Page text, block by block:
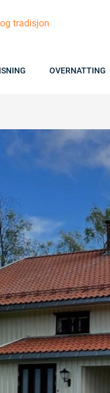
tradisjon
OVERNATTING